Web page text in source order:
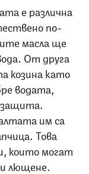
е различна
по-
масла ще
От друга
козина като
водата,
им са
Това
които могат
лющене.